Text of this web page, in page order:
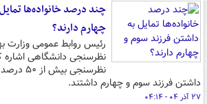
چند درصد خانواده‌ها
چهارم دارند؟
رئیس روابط عمومی وزارت
نظرسنجی دانشگاهی
داشتن فرزند سوم و چهارم داشتند.
۲۷ آذر ۰۴ - ۰۴:۱۴